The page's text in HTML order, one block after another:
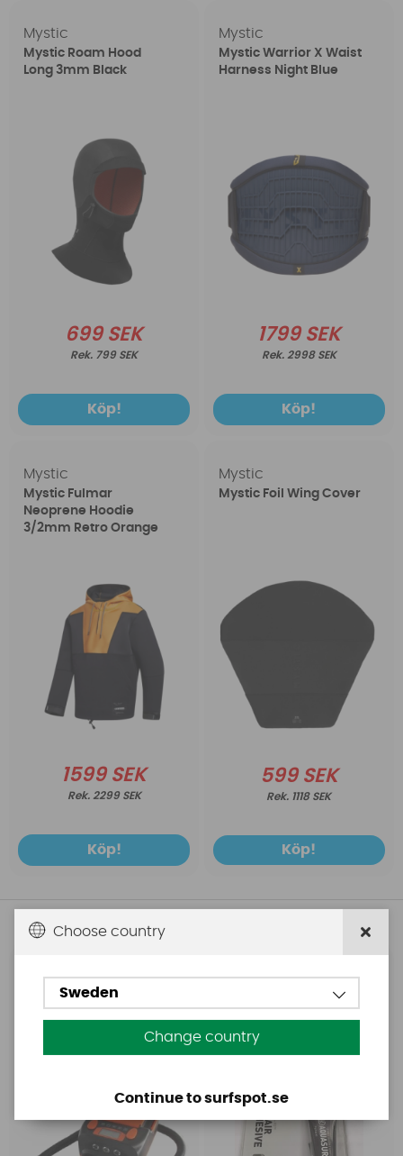
Mystic
Mystic Roam Hood
Long 3mm Black
699 SEK
799 SEK
Köp!
Mystic
Mystic Warrior X Waist
Harness Night Blue
1799 SEK
2998 SEK
Köp!
Mystic
Mystic Fulmar
Neoprene Hoodie
3/2mm Retro Orange
1599 SEK
2299 SEK
Köp!
Mystic
Mystic Foil Wing Cover
599 SEK
1118 SEK
Köp!
Andra köpte även
Base
Base Rechargeable
Aquasure
Choose country
Sweden
Change country
Continue to surfspot.se